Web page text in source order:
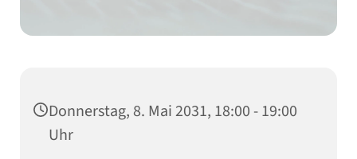
Donnerstag, 8. Mai 2031, 18:00 - 19:00
Uhr